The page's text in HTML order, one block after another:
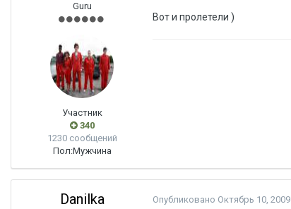
Guru
Участник
340
1230 сообщений
Пол:Мужчина
Вот и пролетели )
Danilka Опубликовано Октябрь 10, 2009